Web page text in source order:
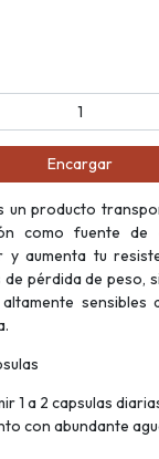
Encargar
un producto
como fuente de
y aumenta tu
pérdida de peso,
sensibles
1 a 2 capsulas
con abundante